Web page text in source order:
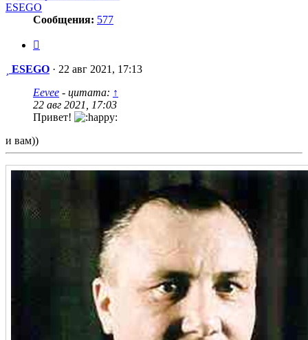
ESEGO
Сообщения: 577
Сообщение
ESEGO · 22 авг 2021, 17:13
Eevee - цитата: ↑
22 авг 2021, 17:03
Привет!
и вам))